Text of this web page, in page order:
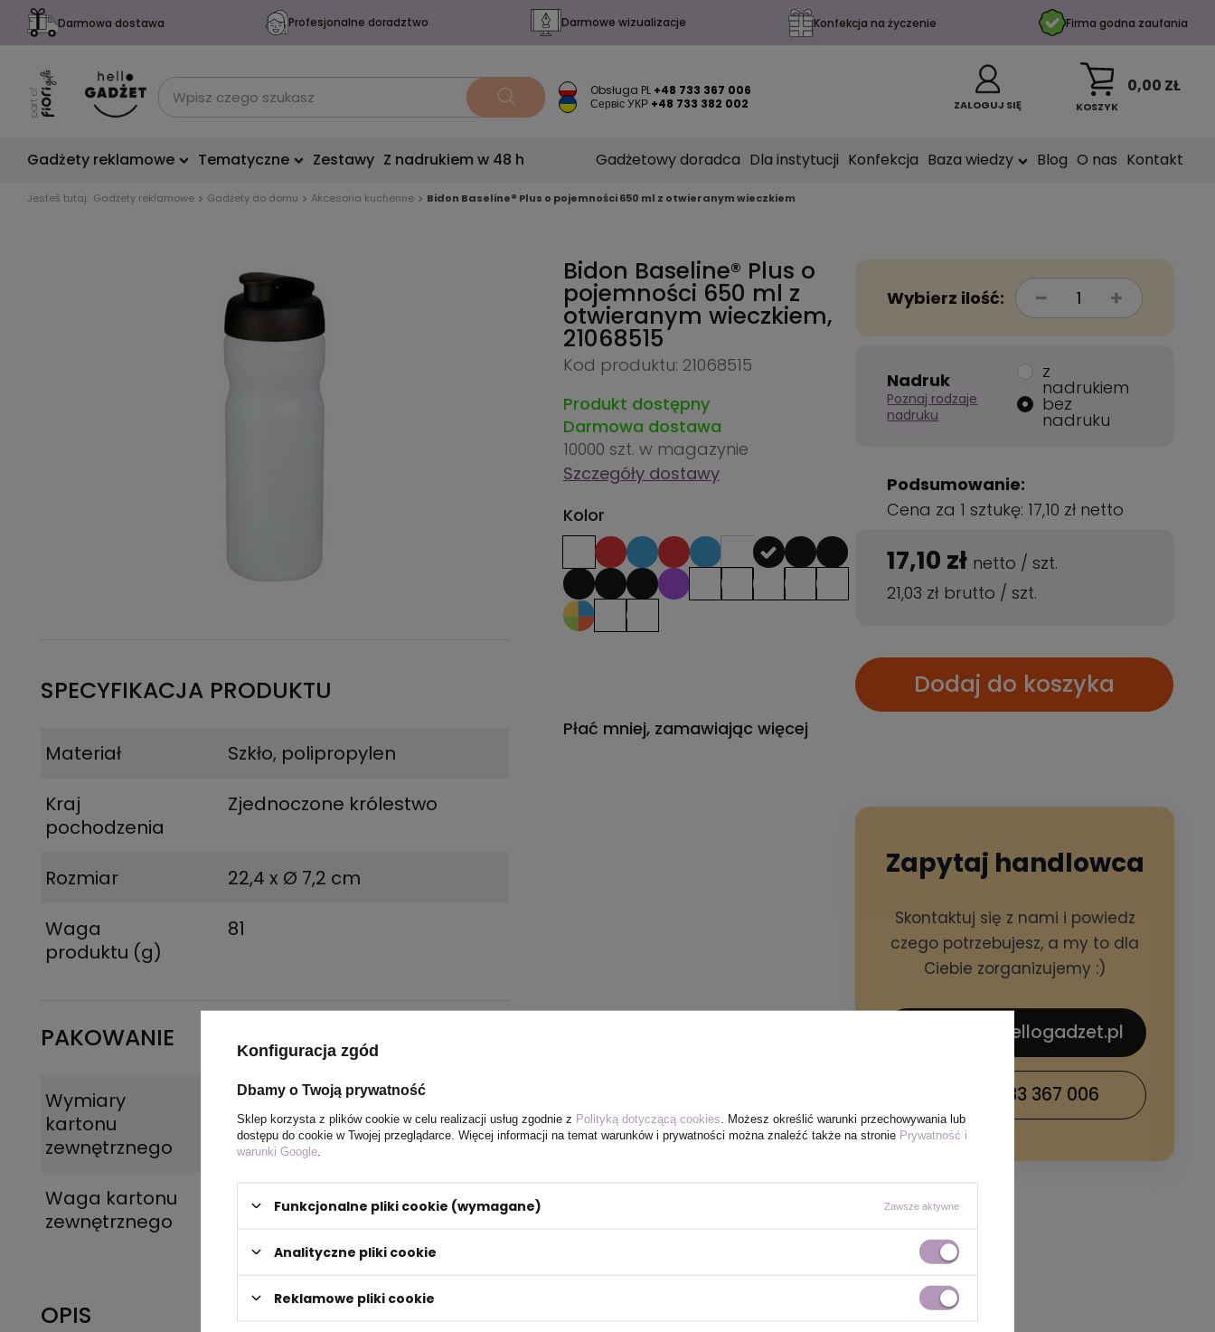
Darmowa dostawa Profesjonalne doradztwo Darmowe wizualizacje Konfekcja na życzenie Firma godna zaufania
Obsługa PL +48 733 367 006
Сервіс УКР +48 733 382 002 ZALOGUJ SIĘ KOSZYK
0,00 ZŁ
Gadżety reklamowe Tematyczne Zestawy Z nadrukiem w 48 h Gadżetowy doradca Dla instytucji Konfekcja Baza wiedzy Blog O nas Kontakt
Jesteś tutaj: Gadżety reklamowe Gadżety do domu Akcesoria kuchenne Bidon Baseline® Plus o pojemności 650 ml z otwieranym wieczkiem
SPECYFIKACJA PRODUKTU
Materiał
Szkło, polipropylen
Kraj
pochodzenia
Zjednoczone królestwo
Rozmiar
22,4 x Ø 7,2 cm
Waga
produktu (g)
81
PAKOWANIE
Wymiary
kartonu
zewnętrznego
58 x 41 x 38 cm
Waga kartonu
zewnętrznego
4,3 kg
OPIS
Bidon Baseline® Plus o
pojemności 650 ml z
otwieranym wieczkiem,
21068515
Kod produktu: 21068515
Produkt dostępny
Darmowa dostawa
10000 szt. w magazynie
Szczegóły dostawy
Kolor
Płać mniej, zamawiając więcej
Wybierz ilość:
Nadruk
Poznaj rodzaje
nadruku
z
nadrukiem
bez
nadruku
Podsumowanie:
Cena za 1 sztukę: 17,10 zł netto
17,10 zł netto /szt.
21,03 zł brutto /szt.
Dodaj do koszyka
Zapytaj handlowca
Skontaktuj się z nami i powiedz
czego potrzebujesz, a my to dla
Ciebie zorganizujemy :)
sklep@hellogadzet.pl
+48 733 367 006
Konfiguracja zgód
Dbamy o Twoją prywatność
Sklep korzysta z plików cookie w celu realizacji usług zgodnie z Polityką dotyczącą cookies . Możesz określić warunki przechowywania lub
dostępu do cookie w Twojej przeglądarce. Więcej informacji na temat warunków i prywatności można znaleźć także na stronie Prywatność i
warunki Google
Funkcjonalne pliki cookie (wymagane) Zawsze aktywne
Analityczne pliki cookie
Reklamowe pliki cookie